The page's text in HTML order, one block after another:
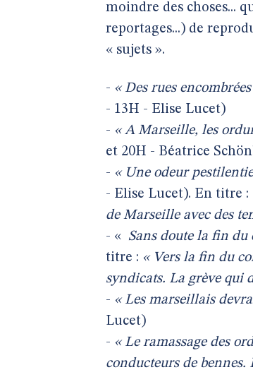
moindre des choses...
reportages...) de
« sujets ».
- « Des rues
- 13H - Elise Lucet)
- « A Marseille, les
et 20H - Béatrice
- « Une odeur
- Elise Lucet). En titre :
de Marseille avec des
- « Sans doute la fin
titre : « Vers la fin du
syndicats. La grève qui
- « Les marseillais
Lucet)
- « Le ramassage des
conducteurs de